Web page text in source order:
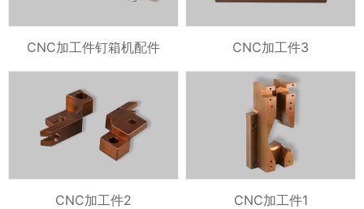
CNC加工件钉箱机配件 CNC加工件3
CNC加工件2 CNC加工件1